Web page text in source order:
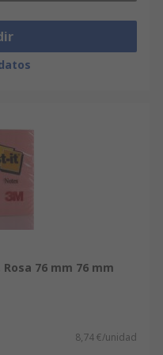
76 mm 76 mm
8,74 €/unidad